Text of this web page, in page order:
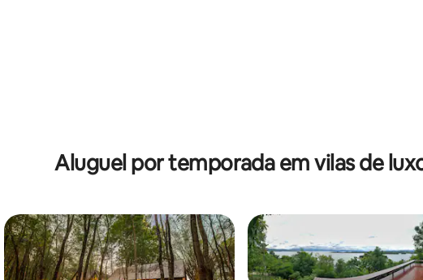
avaliação média de 5, 9 avaliações
Aluguel por temporada em vilas de